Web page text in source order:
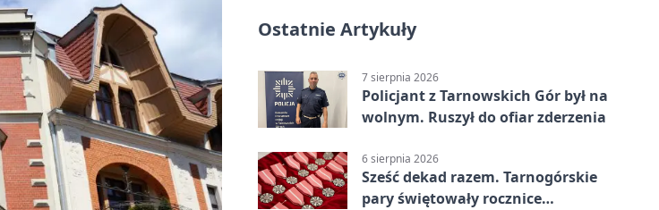
Ostatnie Artykuły
7 sierpnia 2026
Policjant z Tarnowskich Gór był na
wolnym. Ruszył do ofiar zderzenia
6 sierpnia 2026
Sześć dekad razem. Tarnogórskie
pary świętowały rocznice